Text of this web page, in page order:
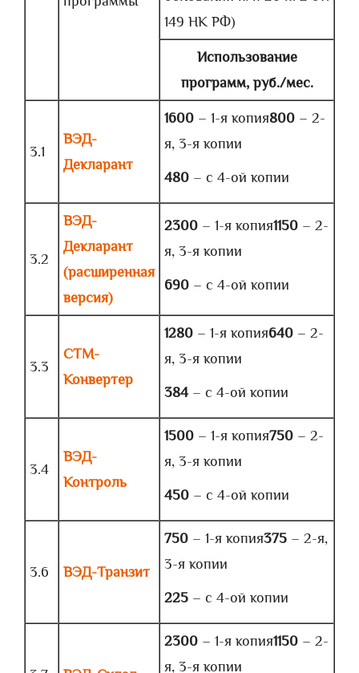
149 НК РФ)
Использование
программ, руб./мес.
3.1
ВЭД-
Декларант
1600 – 1-я копия800 – 2-
я, 3-я копии
480 – с 4-ой копии
3.2
ВЭД-
Декларант
(расширенная
версия)
2300 – 1-я копия1150 – 2-
я, 3-я копии
690 – с 4-ой копии
3.3
СТМ-
Конвертер
1280 – 1-я копия640 – 2-
я, 3-я копии
384 – с 4-ой копии
3.4
ВЭД-
Контроль
1500 – 1-я копия750 – 2-
я, 3-я копии
450 – с 4-ой копии
3.6 ВЭД-Транзит
750 – 1-я копия375 – 2-я,
3-я копии
225 – с 4-ой копии
2300 – 1-я копия1150 – 2-
я, 3-я копии